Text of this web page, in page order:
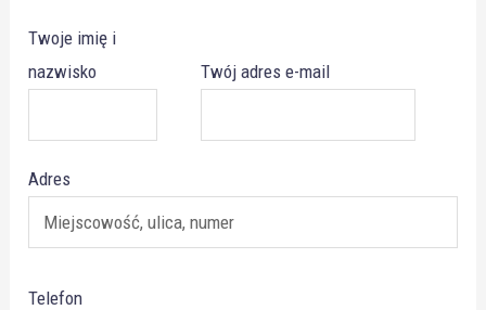
Twoje imię i
nazwisko
Twój adres e-mail
Adres
Telefon